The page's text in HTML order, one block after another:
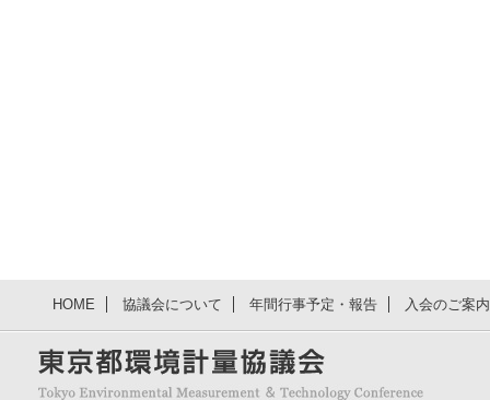
HOME 協議会について 年間行事予定・報告 入会のご案